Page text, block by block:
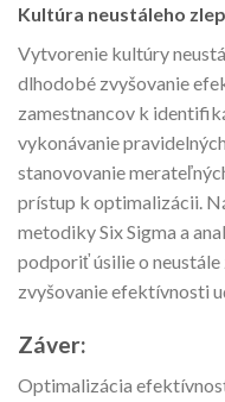
Kultúra neustáleho
Vytvorenie kultúry
dlhodobé zvyšovanie
zamestnancov k
vykonávanie
stanovovanie
prístup k optimalizácii.
metodiky Six Sigma a
podporiť úsilie o neustále
zvyšovanie efektívnosti
Záver:
Optimalizácia